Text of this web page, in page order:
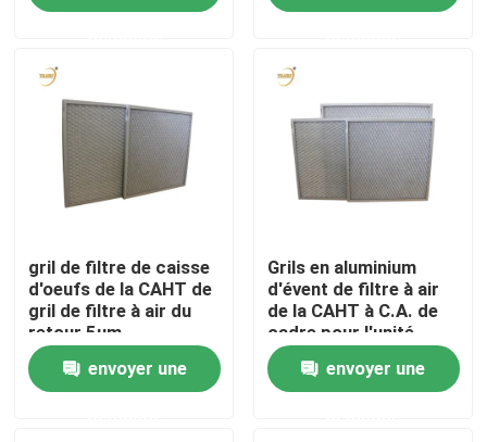
Au sujet de nous
Visite d'usine
Contrôle de qualité
Demandez une citation
gril de filtre de caisse
d'oeufs de la CAHT de
gril de filtre à air du
retour 5um
envoyer une
Grils en aluminium
d'évent de filtre à air
de la CAHT à C.A. de
cadre pour l'unité
d'AHU
envoyer une